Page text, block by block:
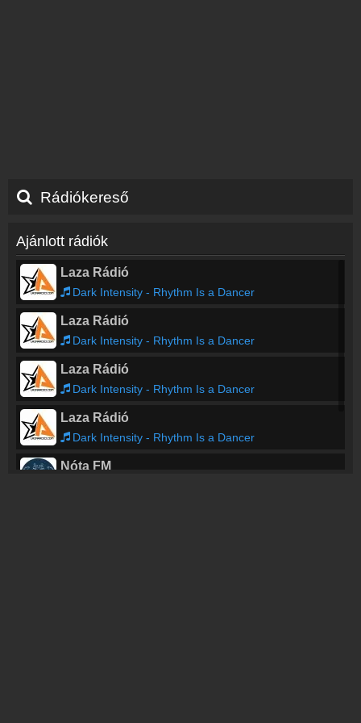
Rádiókereső
Ajánlott rádiók
Laza Rádió
Dark Intensity - Rhythm Is a Dancer
Laza Rádió
Dark Intensity - Rhythm Is a Dancer
Laza Rádió
Dark Intensity - Rhythm Is a Dancer
Laza Rádió
Dark Intensity - Rhythm Is a Dancer
Nóta FM